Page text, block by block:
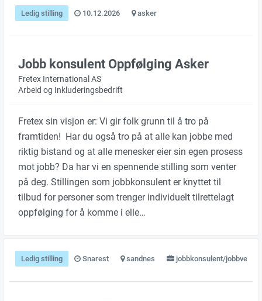
Ledig stilling 10.12.2026 asker
Jobb konsulent Oppfølging Asker
Fretex International AS
Arbeid og Inkluderingsbedrift
Fretex sin visjon er: Vi gir folk grunn til å tro på
framtiden! Har du også tro på at alle kan jobbe med
riktig bistand og at alle menesker eier sin egen prosess
mot jobb? Da har vi en spennende stilling som venter
på deg. Stillingen som jobbkonsulent er knyttet til
tilbud for personer som trenger individuelt tilrettelagt
oppfølging for å komme i elle…
Ledig stilling Snarest sandnes jobbkonsulent/